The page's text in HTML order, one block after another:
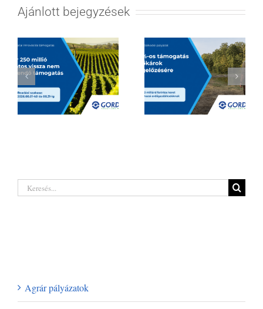
Ajánlott bejegyzések
| Akár 250 millió
forintig
pályázat a hazai
termelőknek
Keresés...
Agrár pályázatok